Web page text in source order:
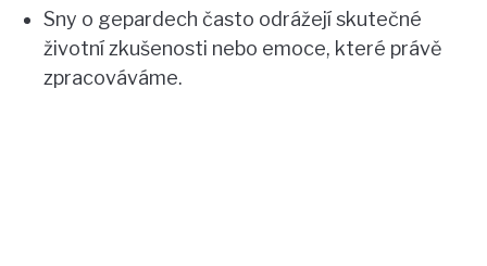
Sny o gepardech často odrážejí skutečné
životní zkušenosti nebo emoce, které právě
zpracováváme.